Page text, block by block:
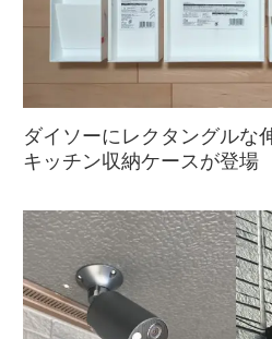
ダイソーにレクタングルな
キッチン収納ケースが登場